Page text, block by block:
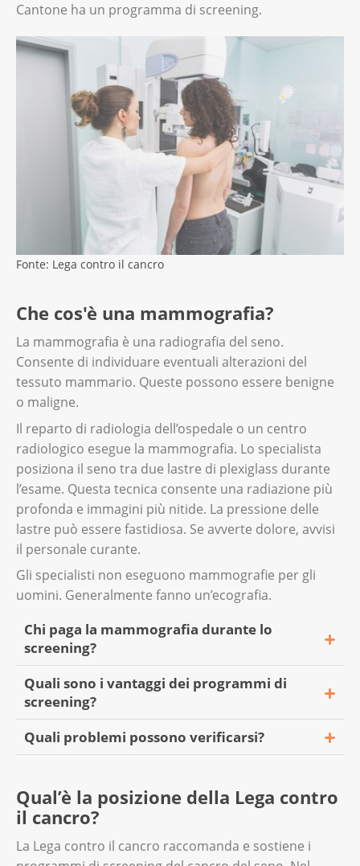
Cantone ha un programma di screening.
Fonte: Lega contro il cancro
Che cos'è una mammografia?
La mammografia è una radiografia del seno.
Consente di individuare eventuali alterazioni del
tessuto mammario. Queste possono essere benigne
o maligne.
Il reparto di radiologia dell’ospedale o un centro
radiologico esegue la mammografia. Lo specialista
posiziona il seno tra due lastre di plexiglass durante
l’esame. Questa tecnica consente una radiazione più
profonda e immagini più nitide. La pressione delle
lastre può essere fastidiosa. Se avverte dolore, avvisi
il personale curante.
Gli specialisti non eseguono mammografie per gli
uomini. Generalmente fanno un’ecografia.
Chi paga la mammografia durante lo
screening?
Cantone con un programma di
screening
obbligatoria si assume i costi della
mammografia. Il contributo che dovrà
versare è la quota di partecipazione del 10%.
Quali sono i vantaggi dei programmi di
screening?
Meno donne muoiono a causa del
Le mammografie effettuate nell’ambito
dei programmi di screening soddisfano
rigorosi standard di qualità. Sono
regolarmente controllate da esperti. Il
Quali problemi possono verificarsi?
sospette. I medici devono fare ulteriori
accertamenti per stabilire se si tratta di
cancro al seno o no.
Qual’è la posizione della Lega contro
il cancro?
La Lega contro il cancro raccomanda e sostiene i